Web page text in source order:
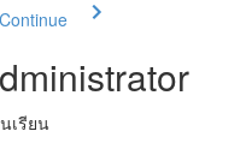
เรียน